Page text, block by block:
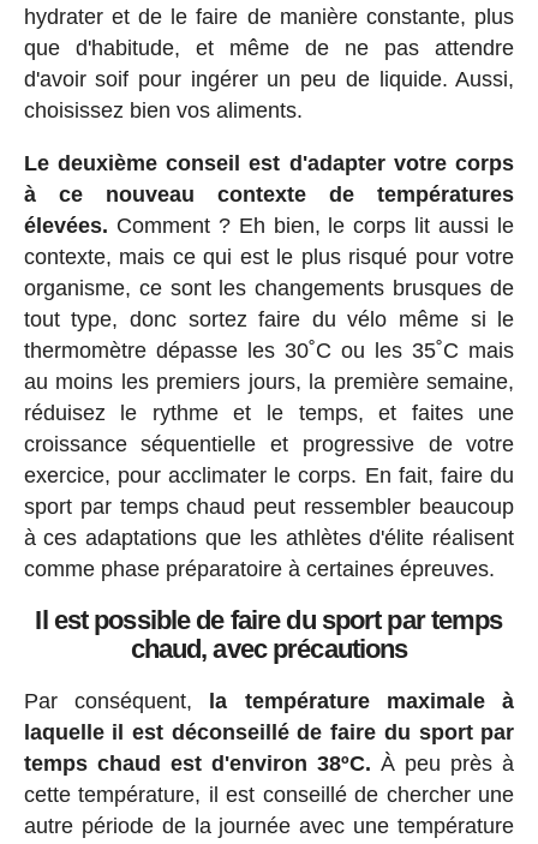
hydrater et de le faire de manière constante, plus
que d'habitude, et même de ne pas attendre
d'avoir soif pour ingérer un peu de liquide. Aussi,
choisissez bien vos aliments.
Le deuxième conseil est d'adapter votre corps
à ce nouveau contexte de températures
élevées. Comment ? Eh bien, le corps lit aussi le
contexte, mais ce qui est le plus risqué pour votre
organisme, ce sont les changements brusques de
tout type, donc sortez faire du vélo même si le
thermomètre dépasse les 30˚C ou les 35˚C mais
au moins les premiers jours, la première semaine,
réduisez le rythme et le temps, et faites une
croissance séquentielle et progressive de votre
exercice, pour acclimater le corps. En fait, faire du
sport par temps chaud peut ressembler beaucoup
à ces adaptations que les athlètes d'élite réalisent
comme phase préparatoire à certaines épreuves.
Il est possible de faire du sport par temps
chaud, avec précautions
Par conséquent,
la température maximale à
laquelle il est déconseillé de faire du sport par
temps chaud est d'environ 38ºC. À peu près à
cette température, il est conseillé de chercher une
autre période de la journée avec une température